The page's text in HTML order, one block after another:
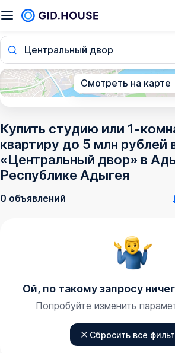
Центральный двор
Смотреть на карте
Купить студию или 1-
квартиру до 5 млн
«Центральный двор» в
Республике Адыгея
0 объявлений
Ой, по такому запросу
Попробуйте изменить
Сбросить все